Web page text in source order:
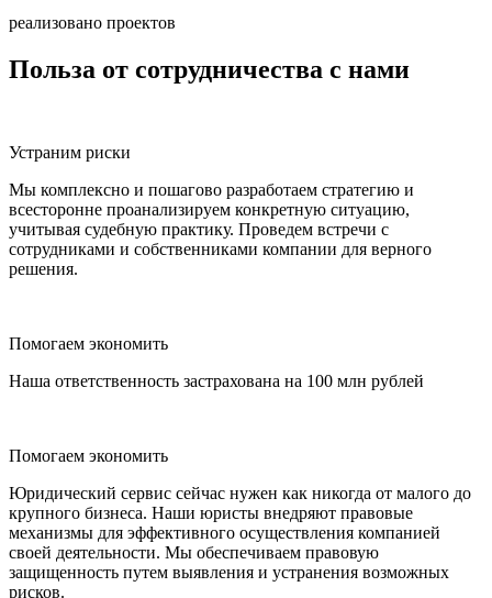
реализовано проектов
Польза от сотрудничества с нами
Устраним риски
Мы комплексно и пошагово разработаем стратегию и
всесторонне проанализируем конкретную ситуацию,
учитывая судебную практику. Проведем встречи с
сотрудниками и собственниками компании для верного
решения.
Помогаем экономить
Наша ответственность застрахована на 100 млн рублей
Помогаем экономить
Юридический сервис сейчас нужен как никогда от малого до
крупного бизнеса. Наши юристы внедряют правовые
механизмы для эффективного осуществления компанией
своей деятельности. Мы обеспечиваем правовую
защищенность путем выявления и устранения возможных
рисков.